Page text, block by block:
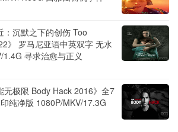
：沉默之下的创伤 Too
》 罗马尼亚语中英双字 无水
寻求治愈与正义
无极限 Body Hack 2016》全7
纯净版 1080P/MKV/17.3G